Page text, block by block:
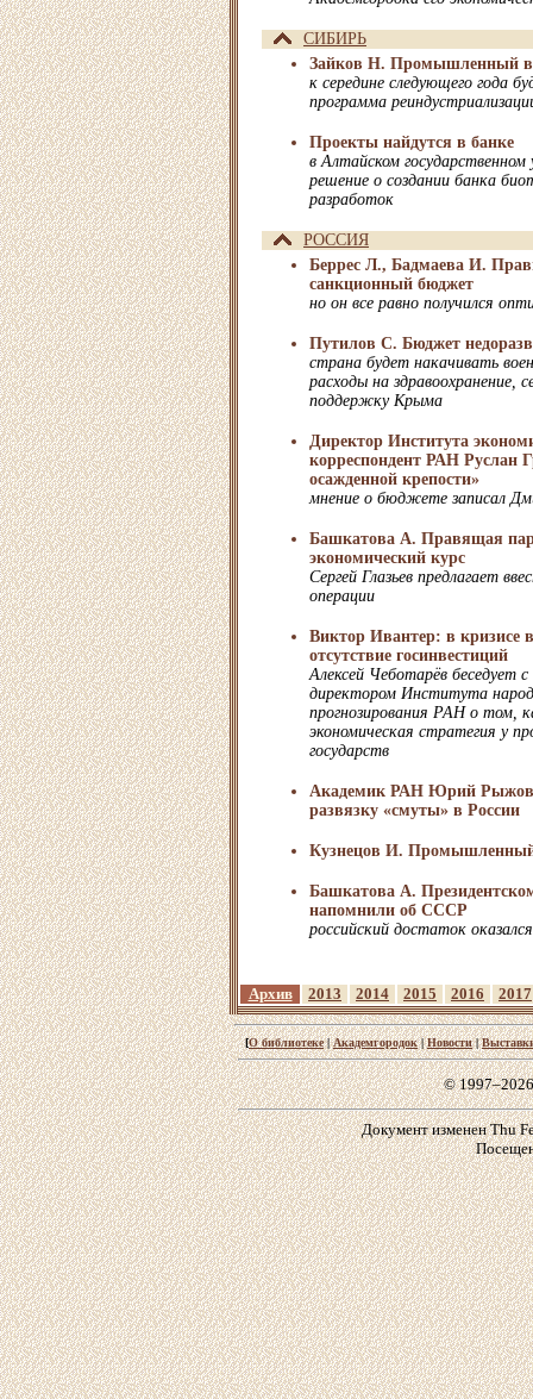
СИБИРЬ
Зайков Н. Промышленный
к середине следующего года
программа
Проекты найдутся в банке
в Алтайском
решение о создании банка
разработок
РОССИЯ
Беррес Л., Бадмаева И.
санкционный бюджет
но он все равно получился
Путилов С. Бюджет
страна будет накачивать
расходы на здравоохранение,
поддержку Крыма
Директор Института
корреспондент РАН Руслан
осажденной крепости»
мнение о бюджете записал
Башкатова А. Правящая
экономический курс
Сергей Глазьев предлагает
операции
Виктор Ивантер: в кризисе
отсутствие госинвестиций
Алексей Чеботарёв беседует
директором Института
прогнозирования РАН о том,
экономическая стратегия у
государств
Академик РАН Юрий Рыжов
развязку «смуты» в России
Кузнецов И. Промышленный
Башкатова А.
напомнили об СССР
российский достаток
Архив 2013 2014 2015 2016 2017
[О библиотеке|Академгородок|Новости|
©
Документ изменен Thu